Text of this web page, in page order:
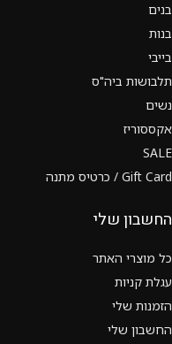
בנים
בנות
בייבי
תלבושות ביה"ס
נשים
אקססוריז
SALE
Gift Card / כרטיס מתנה
החשבון שלי
כל מוצרי האתר
עגלת קניות
הזמנות שלי
החשבון שלי